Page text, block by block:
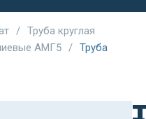
/ Труба круглая
АМГ5 / Труба